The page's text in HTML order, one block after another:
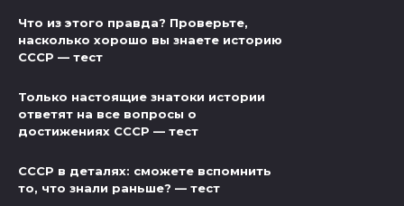
Что из этого правда? Проверьте,
насколько хорошо вы знаете историю
СССР — тест
Только настоящие знатоки истории
ответят на все вопросы о
достижениях СССР — тест
СССР в деталях: сможете вспомнить
то, что знали раньше? — тест